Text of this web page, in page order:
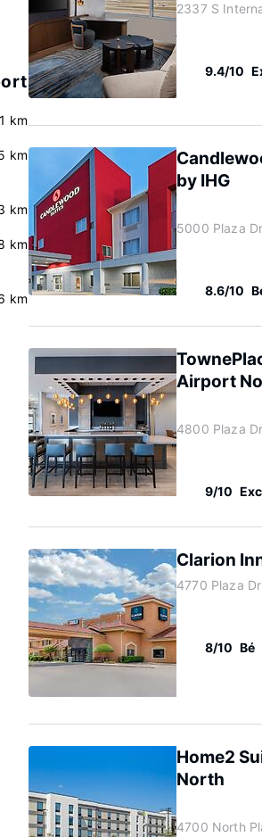
km
km
km
km
km
2337 S
9.4/10
by IHG
5000 Plaza
8.6/10
Airport
4800 Plaza
9/10
Clarion
4770 Plaza
8/10 Bé
Home2
North
4700 North